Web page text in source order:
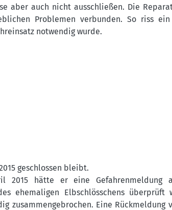
aber auch nicht ausschließen. Die
Problemen verbunden. So riss
notwendig wurde.
geschlossen bleibt.
2015 hätte er eine Gefahrenmeldung
ehemaligen Elbschlösschens überprüft
zusammengebrochen. Eine Rückmeldung